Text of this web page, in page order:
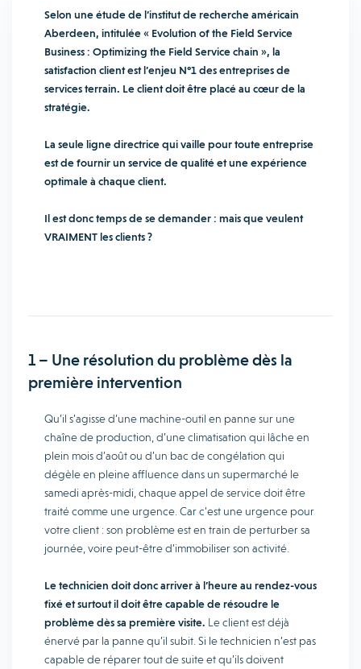
Selon une étude de l’institut de recherche américain
Aberdeen, intitulée « Evolution of the Field Service
Business : Optimizing the Field Service chain », la
satisfaction client est l’enjeu N°1 des entreprises de
services terrain. Le client doit être placé au cœur de la
stratégie.
La seule ligne directrice qui vaille pour toute entreprise
est de fournir un service de qualité et une expérience
optimale à chaque client.
Il est donc temps de se demander : mais que veulent
VRAIMENT les clients ?
1 – Une résolution du problème dès la
première intervention
Qu’il s’agisse d’une machine-outil en panne sur une
chaîne de production, d’une climatisation qui lâche en
plein mois d’août ou d’un bac de congélation qui
dégèle en pleine affluence dans un supermarché le
samedi après-midi, chaque appel de service doit être
traité comme une urgence. Car c’est une urgence pour
votre client : son problème est en train de perturber sa
journée, voire peut-être d’immobiliser son activité.
Le technicien doit donc arriver à l’heure au rendez-vous
fixé et surtout il doit être capable de résoudre le
problème dès sa première visite. Le client est déjà
énervé par la panne qu’il subit. Si le technicien n’est pas
capable de réparer tout de suite et qu’ils doivent